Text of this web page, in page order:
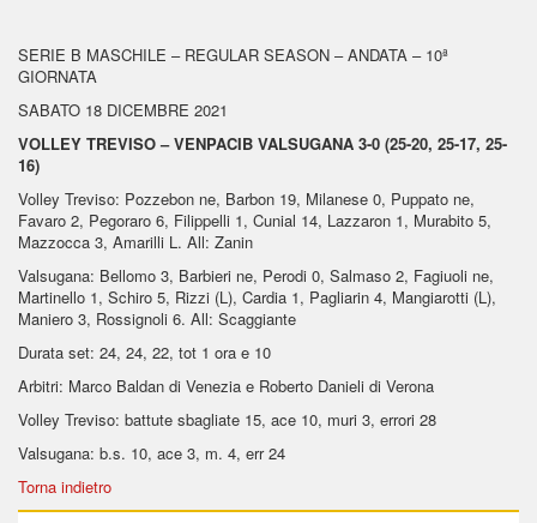
SERIE B MASCHILE – REGULAR SEASON – ANDATA – 10ª
GIORNATA
SABATO 18 DICEMBRE 2021
VOLLEY TREVISO – VENPACIB VALSUGANA 3-0 (25-20, 25-17, 25-
16)
Volley Treviso: Pozzebon ne, Barbon 19, Milanese 0, Puppato ne,
Favaro 2, Pegoraro 6, Filippelli 1, Cunial 14, Lazzaron 1, Murabito 5,
Mazzocca 3, Amarilli L. All: Zanin
Valsugana: Bellomo 3, Barbieri ne, Perodi 0, Salmaso 2, Fagiuoli ne,
Martinello 1, Schiro 5, Rizzi (L), Cardia 1, Pagliarin 4, Mangiarotti (L),
Maniero 3, Rossignoli 6. All: Scaggiante
Durata set: 24, 24, 22, tot 1 ora e 10
Arbitri: Marco Baldan di Venezia e Roberto Danieli di Verona
Volley Treviso: battute sbagliate 15, ace 10, muri 3, errori 28
Valsugana: b.s. 10, ace 3, m. 4, err 24
Torna indietro